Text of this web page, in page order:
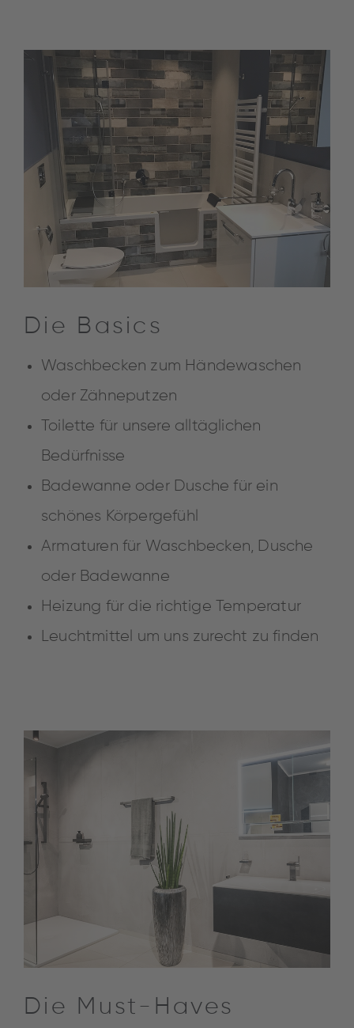
Die Basics
Waschbecken zum Händewaschen
oder Zähneputzen
Toilette für unsere alltäglichen
Bedürfnisse
Badewanne oder Dusche für ein
schönes Körpergefühl
Armaturen für Waschbecken, Dusche
oder Badewanne
Heizung für die richtige Temperatur
Leuchtmittel um uns zurecht zu finden
Die Must-Haves